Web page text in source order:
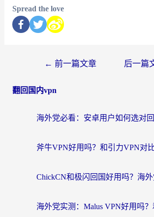
Spread the love
← 前一篇文章 后一篇
翻回国内vpn